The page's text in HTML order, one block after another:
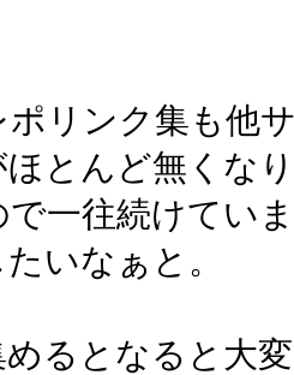
ポリンク集も他
ほとんど無くな
一往続けてい
いなぁと。
めるとなると大